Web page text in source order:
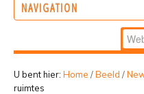
NAVIGATION
Zoek
U bent hier: Home /Beeld /
ruimtes